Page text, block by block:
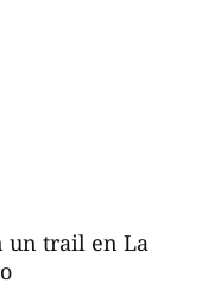
un trail en La